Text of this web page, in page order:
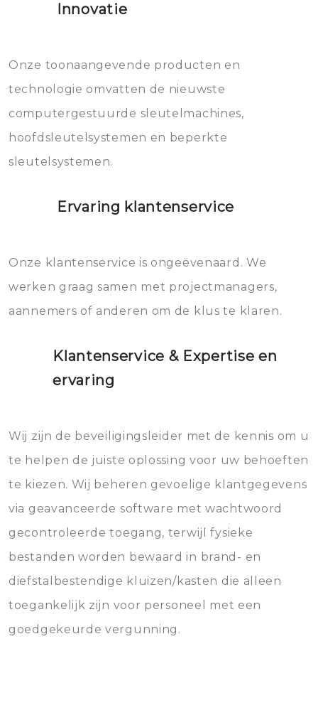
geheel vervangen moet worden.
mee, die u gemakkelijk kunt
vermijden.
Innovatie
Onze toonaangevende producten en
technologie omvatten de nieuwste
computergestuurde sleutelmachines,
hoofdsleutelsystemen en beperkte
sleutelsystemen.
Ervaring klantenservice
Onze klantenservice is ongeëvenaard. We
werken graag samen met projectmanagers,
aannemers of anderen om de klus te klaren.
Klantenservice & Expertise en
ervaring
Wij zijn de beveiligingsleider met de kennis om u
te helpen de juiste oplossing voor uw behoeften
te kiezen. Wij beheren gevoelige klantgegevens
via geavanceerde software met wachtwoord
gecontroleerde toegang, terwijl fysieke
bestanden worden bewaard in brand- en
diefstalbestendige kluizen/kasten die alleen
toegankelijk zijn voor personeel met een
goedgekeurde vergunning.